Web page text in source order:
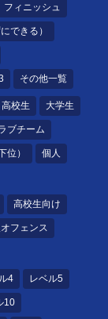
フィニッシュ
できる）
その他一覧
高校生 大学生
ブチーム
位） 個人
高校生向け
フェンス
4 レベル5
10